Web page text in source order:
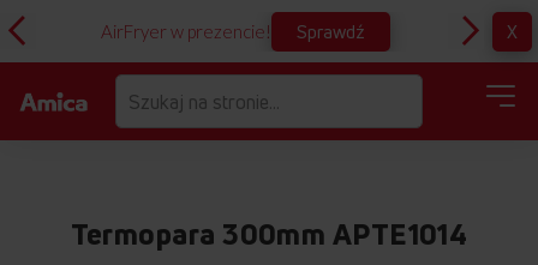
AirFryer w prezencie! Sprawdź X
Termopara 300mm APTE1014